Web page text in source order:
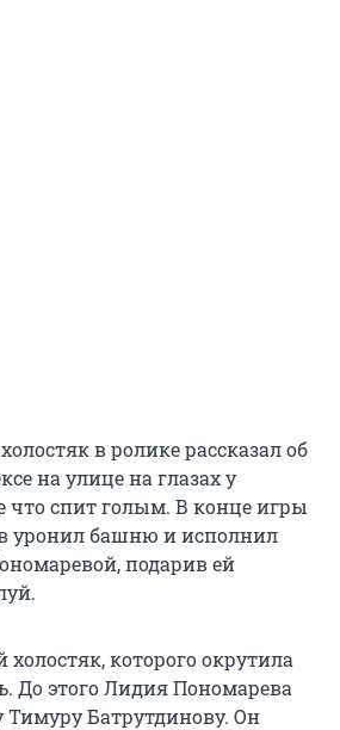
в ролике рассказал об
на улице на глазах у
что спит голым. В конце игры
уронил башню и исполнил
подарив ей
которого окрутила
До этого Лидия Пономарева
Тимуру Батрутдинову. Он